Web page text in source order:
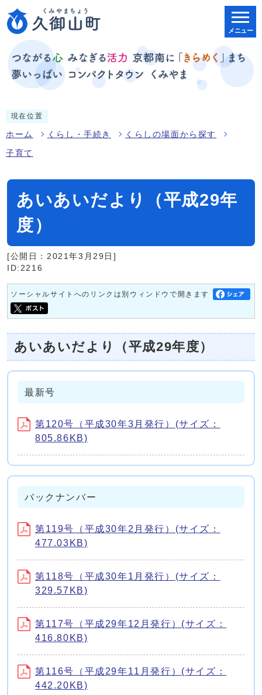
メニュー
現在位置
ホーム くらし・手続き くらしの場面から探す
子育て
あいあいだより（平成29年
度）
[公開日：2021年3月29日]
ID:2216
ソーシャルサイトへのリンクは別ウィンドウで開きます
あいあいだより（平成29年度）
最新号
第120号（平成30年3月発行）(サイズ：
805.86KB)
バックナンバー
第119号（平成30年2月発行）(サイズ：
477.03KB)
第118号（平成30年1月発行）(サイズ：
329.57KB)
第117号（平成29年12月発行）(サイズ：
416.80KB)
第116号（平成29年11月発行）(サイズ：
442.20KB)